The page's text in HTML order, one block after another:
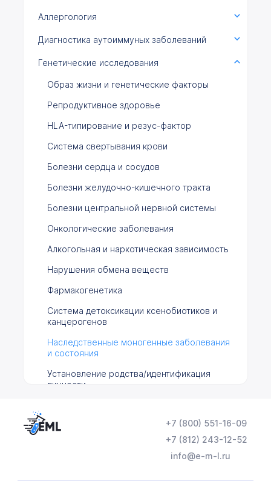
Аллергология
Диагностика аутоиммуных заболеваний
Генетические исследования
Образ жизни и генетические факторы
Репродуктивное здоровье
HLA-типирование и резус-фактор
Система свертывания крови
Болезни сердца и сосудов
Болезни желудочно-кишечного тракта
Болезни центральной нервной системы
Онкологические заболевания
Алкогольная и наркотическая зависимость
Нарушения обмена веществ
Фармакогенетика
Система детоксикации ксенобиотиков и
канцерогенов
Наследственные моногенные заболевания
и состояния
Установление родства/идентификация
личности
Гормональные исследования
+7 (800) 551-16-09
+7 (812) 243-12-52
info@e-m-l.ru